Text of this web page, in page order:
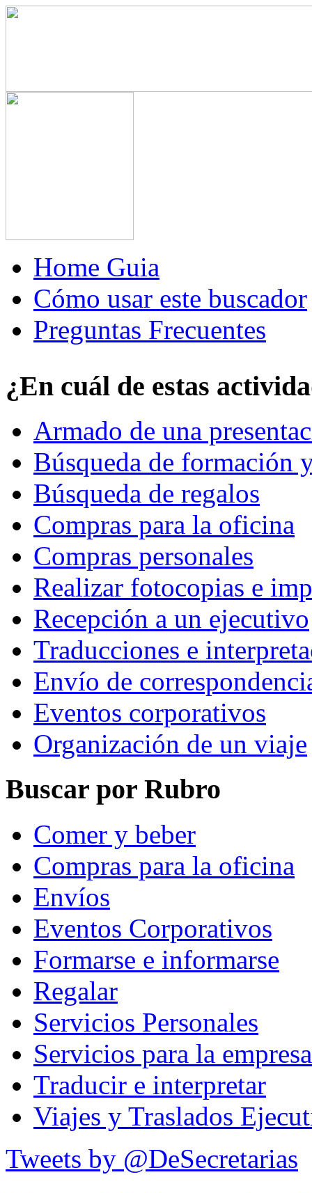
Home Guia
Cómo usar este buscador
Preguntas Frecuentes
¿En cuál de estas
Armado de una
Búsqueda de formación
Búsqueda de regalos
Compras para la oficina
Compras personales
Realizar fotocopias e
Recepción a un ejecutivo
Traducciones e
Envío de
Eventos corporativos
Organización de un viaje
Buscar por Rubro
Comer y beber
Compras para la oficina
Envíos
Eventos Corporativos
Formarse e informarse
Regalar
Servicios Personales
Servicios para la empresa
Traducir e interpretar
Viajes y Traslados
Tweets by @DeSecretarias